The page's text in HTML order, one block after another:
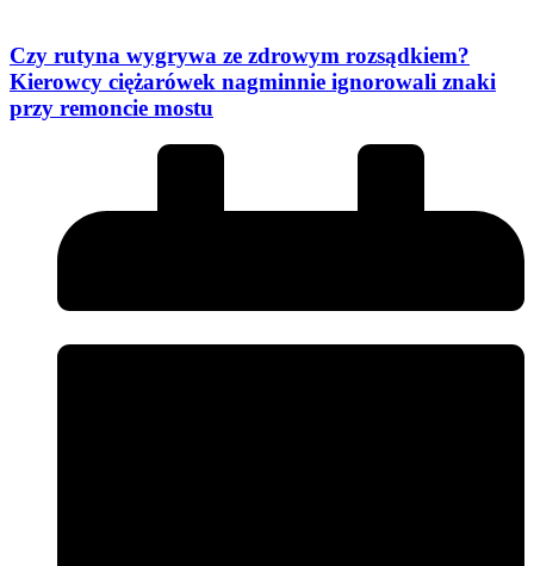
Czy rutyna wygrywa ze zdrowym rozsądkiem?
Kierowcy ciężarówek nagminnie ignorowali znaki
przy remoncie mostu